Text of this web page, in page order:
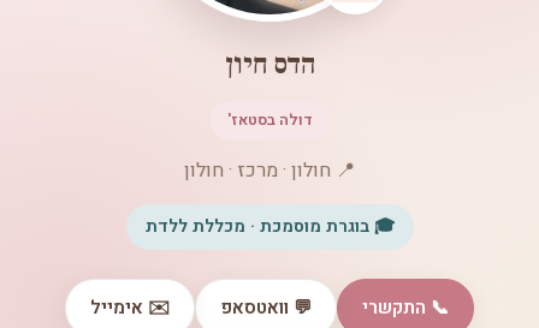
הדס חיון
דולה בסטאז'
📍 חולון · מרכז · חולון
🎓 בוגרת מוסמכת · מכללת ללדת
📞 התקשרי 💬 וואטסאפ ✉️ אימייל